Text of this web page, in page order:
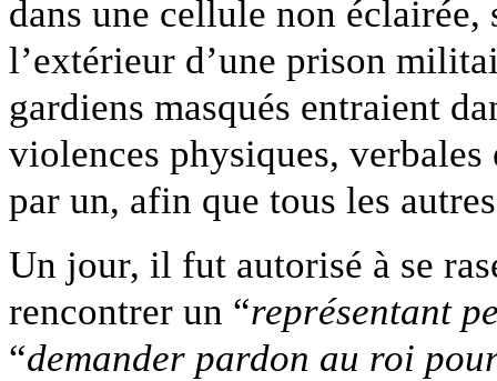
dans une cellule non éclairée,
l’extérieur d’une prison
gardiens masqués entraient
violences physiques, verbales
par un, afin que tous les
Un jour, il fut autorisé à se
rencontrer un “représentant
“demander pardon au roi